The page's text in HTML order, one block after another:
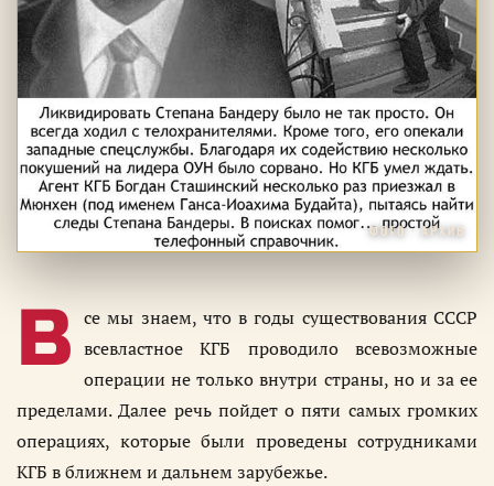
ФОТО · АРХИВ
В се мы знаем, что в годы существования СССР
всевластное КГБ проводило всевозможные
операции не только внутри страны, но и за ее
пределами. Далее речь пойдет о пяти самых громких
операциях, которые были проведены сотрудниками
КГБ в ближнем и дальнем зарубежье.